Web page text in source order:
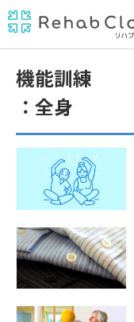
機能訓練
全身